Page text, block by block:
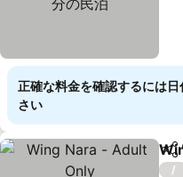
正確な料金を確認するには
さい
シ
/